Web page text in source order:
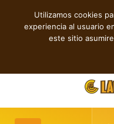
Shaven Primates: Un
Utilizamos cookies
experiencia al usuario
este sitio